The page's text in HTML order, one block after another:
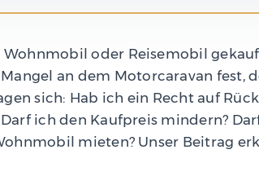
Wohnmobil oder Reisemobil
an dem Motorcaravan fest,
sich: Hab ich ein Recht auf
ich den Kaufpreis mindern?
mieten? Unser Beitrag